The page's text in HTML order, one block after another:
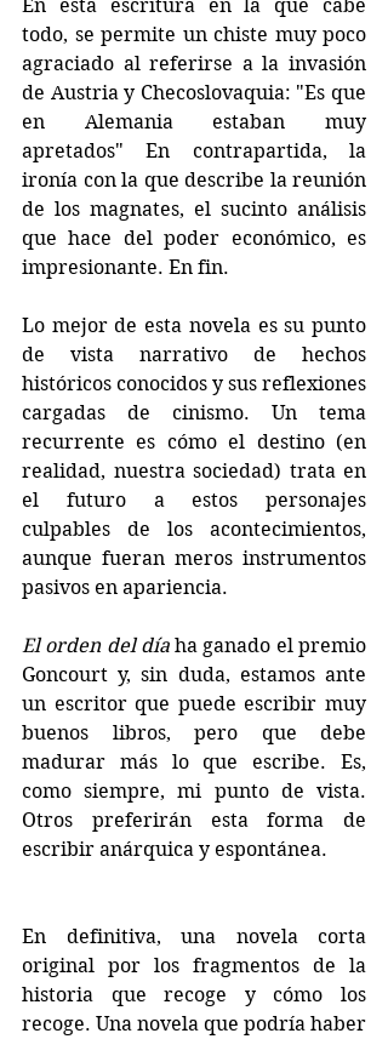
En esta escritura en la que cabe
todo, se permite un chiste muy poco
agraciado al referirse a la invasión
de Austria y Checoslovaquia: "Es que
en Alemania estaban muy
apretados" En contrapartida, la
ironía con la que describe la reunión
de los magnates, el sucinto análisis
que hace del poder económico, es
impresionante. En fin.
Lo mejor de esta novela es su punto
de vista narrativo de hechos
históricos conocidos y sus reflexiones
cargadas de cinismo. Un tema
recurrente es cómo el destino (en
realidad, nuestra sociedad) trata en
el futuro a estos personajes
culpables de los acontecimientos,
aunque fueran meros instrumentos
pasivos en apariencia.
El orden del día ha ganado el premio
Goncourt y, sin duda, estamos ante
un escritor que puede escribir muy
buenos libros, pero que debe
madurar más lo que escribe. Es,
como siempre, mi punto de vista.
Otros preferirán esta forma de
escribir anárquica y espontánea.
En definitiva, una novela corta
original por los fragmentos de la
historia que recoge y cómo los
recoge. Una novela que podría haber